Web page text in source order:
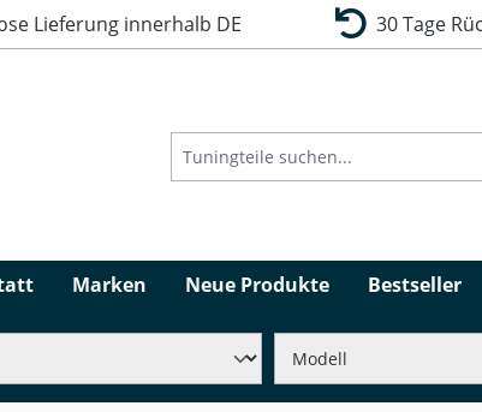
Lieferung innerhalb DE 30 Tage
Marken Neue Produkte Bestseller